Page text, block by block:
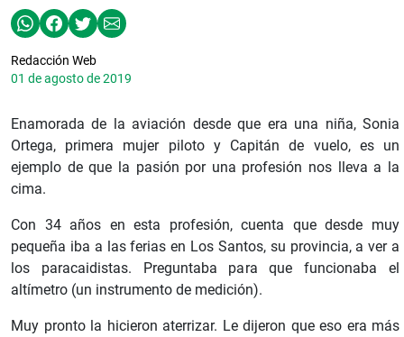
Redacción Web
01 de agosto de 2019
Enamorada de la aviación desde que era una niña, Sonia
Ortega, primera mujer piloto y Capitán de vuelo, es un
ejemplo de que la pasión por una profesión nos lleva a la
cima.
Con 34 años en esta profesión, cuenta que desde muy
pequeña iba a las ferias en Los Santos, su provincia, a ver a
los paracaidistas. Preguntaba para que funcionaba el
altímetro (un instrumento de medición).
Muy pronto la hicieron aterrizar. Le dijeron que eso era más